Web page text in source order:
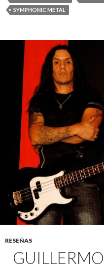
SYMPHONIC METAL
RESEÑAS